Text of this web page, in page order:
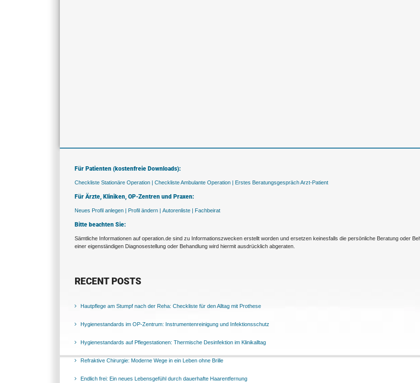
Für Patienten (kostenfreie Downloads):
Checkliste Stationäre Operation | Checkliste Ambulante Operation | Erstes Beratungsgespräch Arzt-Patient
Für Ärzte, Kliniken, OP-Zentren und Praxen:
Neues Profil anlegen | Profil ändern | Autorenliste | Fachbeirat
Bitte beachten Sie:
Sämtliche Informationen auf operation.de sind zu Informationszwecken erstellt worden und ersetzen keinesfalls die persönliche Beratung oder
einer eigenständigen Diagnosestellung oder Behandlung wird hiermit ausdrücklich abgeraten.
RECENT POSTS
Hautpflege am Stumpf nach der Reha: Checkliste für den Alltag mit Prothese
Hygienestandards im OP-Zentrum: Instrumentenreinigung und Infektionsschutz
Hygienestandards auf Pflegestationen: Thermische Desinfektion im Klinikalltag
Refraktive Chirurgie: Moderne Wege in ein Leben ohne Brille
Endlich frei: Ein neues Lebensgefühl durch dauerhafte Haarentfernung